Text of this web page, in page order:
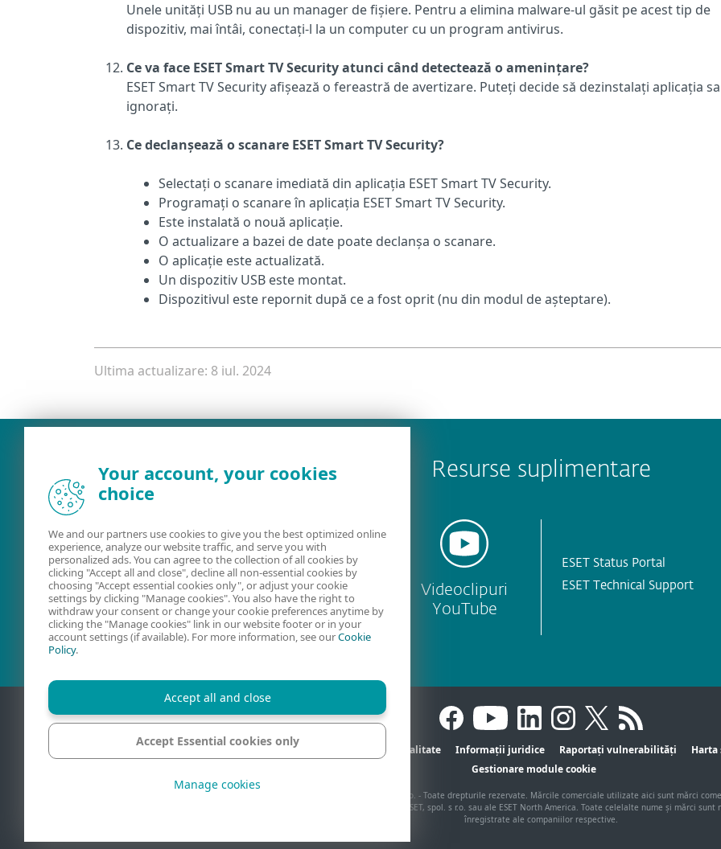
Unele unități USB nu au un manager de fișiere. Pentru a elimina malware-ul găsit pe acest tip de
dispozitiv, mai întâi, conectați-l la un computer cu un program antivirus.
Ce va face ESET Smart TV Security atunci când detectează o amenințare?
ESET Smart TV Security afișează o fereastră de avertizare. Puteți decide să dezinstalați aplicația
ignorați.
Ce declanșează o scanare ESET Smart TV Security?
Selectați o scanare imediată din aplicația ESET Smart TV Security.
Programați o scanare în aplicația ESET Smart TV Security.
Este instalată o nouă aplicație.
O actualizare a bazei de date poate declanșa o scanare.
O aplicație este actualizată.
Un dispozitiv USB este montat.
Dispozitivul este repornit după ce a fost oprit (nu din modul de așteptare).
Ultima actualizare: 8 iul. 2024
Resurse suplimentare
Ghiduri de
utilizare
Forum ESET
Videoclipuri
YouTube
ESET Status Portal
ESET Technical Support
Confidențialitate Informații juridice Raportați vulnerabilități
Gestionare module cookie
© 1992 - 2026 ESET, spol. s r.o. - Toate drepturile rezervate. Mărcile comerciale utilizate aici sunt mărci
comerciale înregistrate ale ESET, spol. s r.o. sau ale ESET North America. Toate celelalte nume și mărci sunt
înregistrate ale companiilor respective.
Your account, your cookies
choice
We and our partners use cookies to give you the best optimized online
experience, analyze our website traffic, and serve you with
personalized ads. You can agree to the collection of all cookies by
clicking "Accept all and close", decline all non-essential cookies by
choosing "Accept essential cookies only", or adjust your cookie
settings by clicking "Manage cookies". You also have the right to
withdraw your consent or change your cookie preferences anytime by
clicking the "Manage cookies" link in our website footer or in your
account settings (if available). For more information, see ourCookie
Policy.
Accept all and close
Accept Essential cookies only
Manage cookies